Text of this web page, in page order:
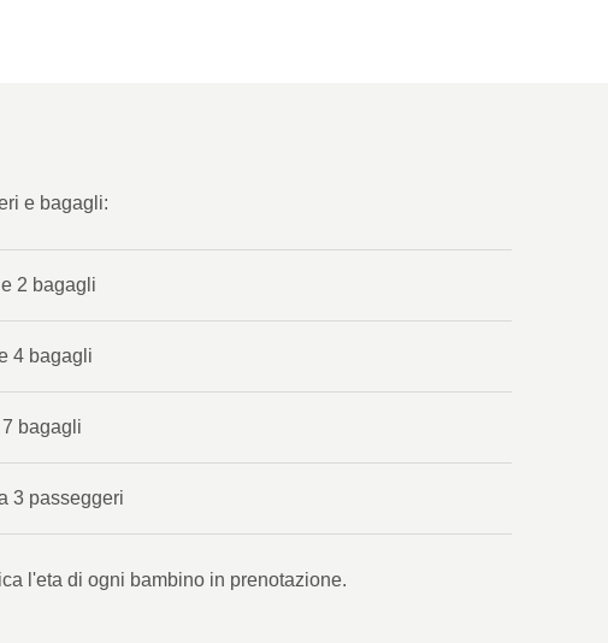
e bagagli:
2 bagagli
4 bagagli
bagagli
3 passeggeri
l'eta di ogni bambino in prenotazione.